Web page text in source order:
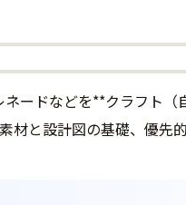
ードなどを**クラフト（
と設計図の基礎、優先